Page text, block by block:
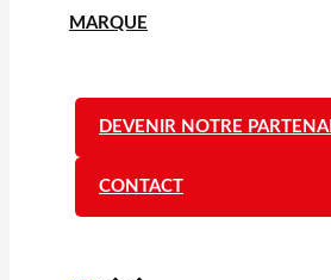
MARQUE
DEVENIR NOTRE
CONTACT